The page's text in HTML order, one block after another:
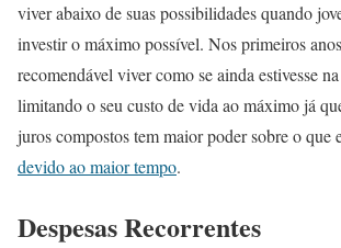
viver abaixo de suas possibilidades quando
investir o máximo possível. Nos primeiros
recomendável viver como se ainda estivesse
limitando o seu custo de vida ao máximo já
juros compostos tem maior poder sobre o que
devido ao maior tempo.
Despesas Recorrentes